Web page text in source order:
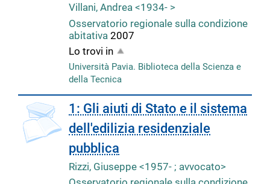
Villani, Andrea <1934- >
Osservatorio regionale sulla condizione
abitativa2007
Lo trovi in
Università Pavia. Biblioteca della Scienza e
della Tecnica
copertina
1: Gli aiuti di Stato e il sistema
dell'edilizia residenziale
pubblica
Rizzi, Giuseppe <1957- ; avvocato>